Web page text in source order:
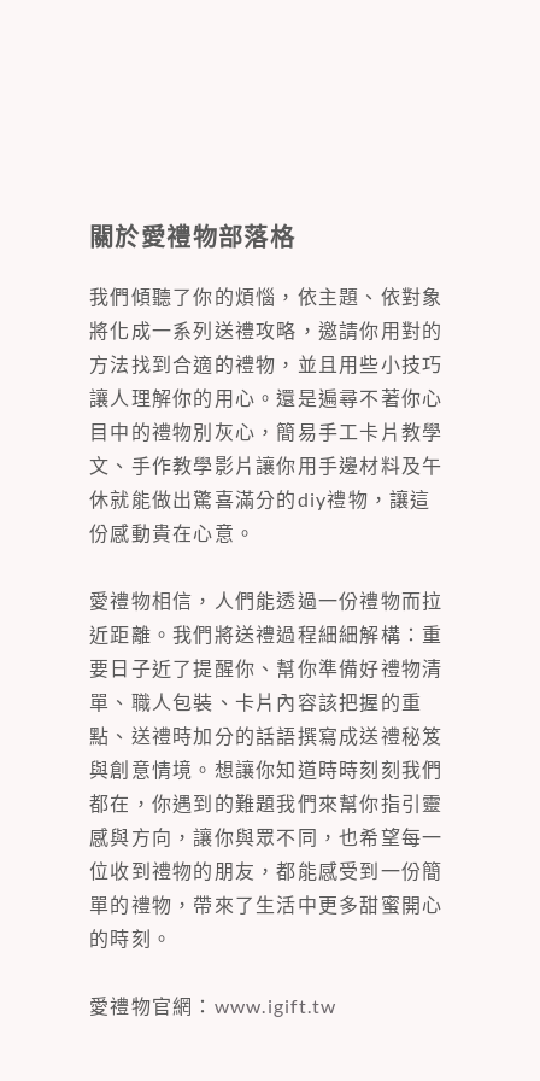
關於愛禮物部落格
我們傾聽了你的煩惱，依主題、依對象
將化成一系列送禮攻略，邀請你用對的
方法找到合適的禮物，並且用些小技巧
讓人理解你的用心。還是遍尋不著你心
目中的禮物別灰心，簡易手工卡片教學
文、手作教學影片讓你用手邊材料及午
休就能做出驚喜滿分的diy禮物，讓這
份感動貴在心意。
愛禮物相信，人們能透過一份禮物而拉
近距離。我們將送禮過程細細解構：重
要日子近了提醒你、幫你準備好禮物清
單、職人包裝、卡片內容該把握的重
點、送禮時加分的話語撰寫成送禮秘笈
與創意情境。想讓你知道時時刻刻我們
都在，你遇到的難題我們來幫你指引靈
感與方向，讓你與眾不同，也希望每一
位收到禮物的朋友，都能感受到一份簡
單的禮物，帶來了生活中更多甜蜜開心
的時刻。
愛禮物官網： www.igift.tw